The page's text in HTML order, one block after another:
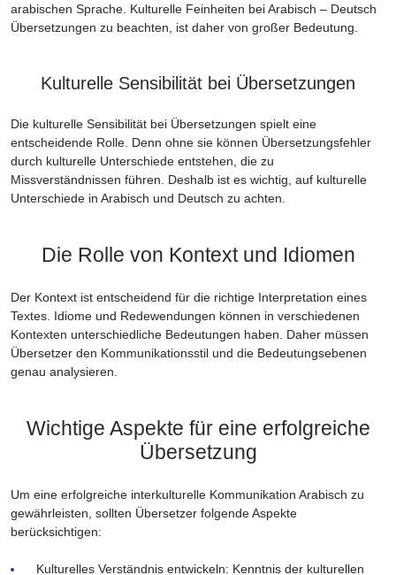
arabischen Sprache. Kulturelle Feinheiten bei Arabisch – Deutsch
Übersetzungen zu beachten, ist daher von großer Bedeutung.
Kulturelle Sensibilität bei Übersetzungen
Die kulturelle Sensibilität bei Übersetzungen spielt eine
entscheidende Rolle. Denn ohne sie können Übersetzungsfehler
durch kulturelle Unterschiede entstehen, die zu
Missverständnissen führen. Deshalb ist es wichtig, auf kulturelle
Unterschiede in Arabisch und Deutsch zu achten.
Die Rolle von Kontext und Idiomen
Der Kontext ist entscheidend für die richtige Interpretation eines
Textes. Idiome und Redewendungen können in verschiedenen
Kontexten unterschiedliche Bedeutungen haben. Daher müssen
Übersetzer den Kommunikationsstil und die Bedeutungsebenen
genau analysieren.
Wichtige Aspekte für eine erfolgreiche
Übersetzung
Um eine erfolgreiche interkulturelle Kommunikation Arabisch zu
gewährleisten, sollten Übersetzer folgende Aspekte
berücksichtigen:
Kulturelles Verständnis entwickeln: Kenntnis der kulturellen